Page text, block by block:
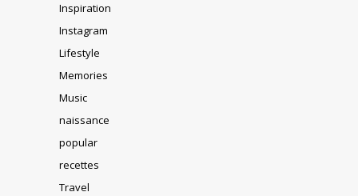
Inspiration
Instagram
Lifestyle
Memories
Music
naissance
popular
recettes
Travel